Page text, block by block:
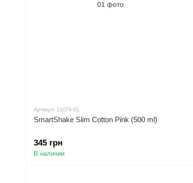
Артикул: 21074-01
SmartShake Slim Cotton Pink (500 ml)
345 грн
В наличии